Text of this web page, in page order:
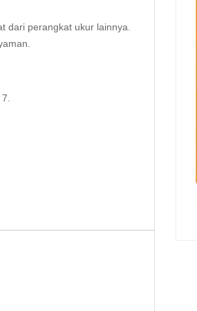
dari perangkat ukur lainnya.